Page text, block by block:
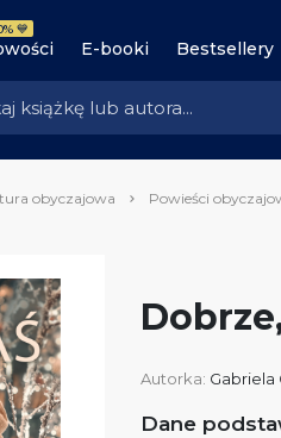
💙
E-booki Bestsellery
obyczajowa Powieści
Autorka: Gabriela
Dane